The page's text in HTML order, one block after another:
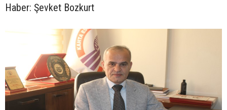
Haber: Şevket Bozkurt